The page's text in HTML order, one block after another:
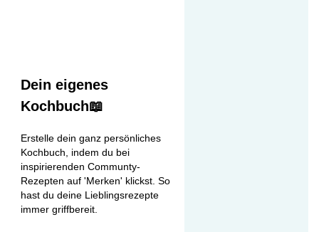
Dein eigenes
Kochbuch📖
Erstelle dein ganz persönliches
Kochbuch, indem du bei
inspirierenden Communty-
Rezepten auf 'Merken' klickst. So
hast du deine Lieblingsrezepte
immer griffbereit.